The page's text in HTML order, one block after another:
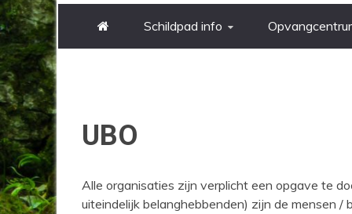
Schildpad info
UBO
Alle organisaties zijn verplicht een opgave te
uiteindelijk belanghebbenden) zijn de mensen /